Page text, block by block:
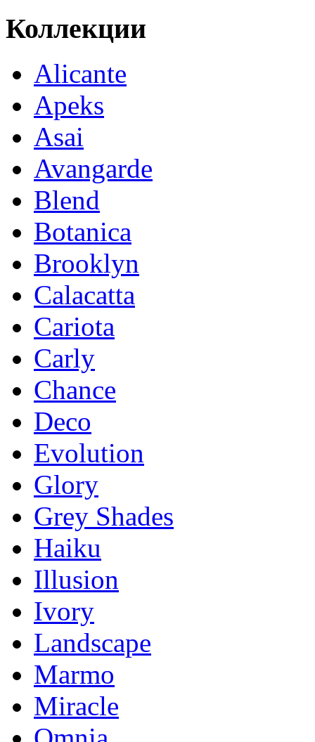
Коллекции
Alicante
Apeks
Asai
Avangarde
Blend
Botanica
Brooklyn
Calacatta
Cariota
Carly
Chance
Deco
Evolution
Glory
Grey Shades
Haiku
Illusion
Ivory
Landscape
Marmo
Miracle